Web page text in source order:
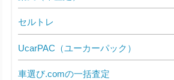
セルトレ
UcarPAC（ユーカーパック）
車選び.comの一括査定